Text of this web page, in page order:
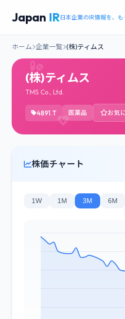
Japan IR日本企業のIR情報を、
ホーム 企業一覧 (株)ティムス
(株)ティムス
TMS Co., Ltd.
4891.T 医薬品 お気
株価チャート
1W 1M 3M 6M